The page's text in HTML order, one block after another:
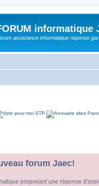
informatique
assistance informatique réponse
forum Jaec!
proposant une réponse